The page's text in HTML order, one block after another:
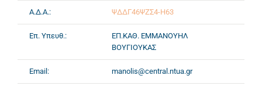
Α.Δ.Α.: ΨΔΔΓ46ΨΖΣ4-Η63
Επ. Υπευθ.:
ΕΠ.ΚΑΘ. ΕΜΜΑΝΟΥΗΛ
ΒΟΥΓΙΟΥΚΑΣ
Email: manolis@central.ntua.gr